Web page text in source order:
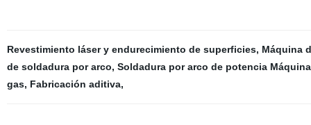
Revestimiento láser y endurecimiento de superficies, Máquina
de soldadura por arco, Soldadura por arco de potencia Máquina
gas, Fabricación aditiva,